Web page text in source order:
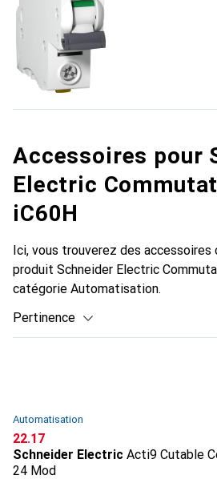
Accessoires pour
Electric
iC60H
Ici, vous trouverez des
produit Schneider Electric
catégorie Automatisation.
Pertinence
Automatisation
CHF
22.17
Schneider Electric Acti9 Cutable
24 Mod